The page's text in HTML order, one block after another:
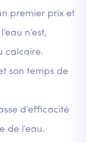
premier prix et
n’est,
calcaire.
son temps de
d’efficacité
de l’eau.